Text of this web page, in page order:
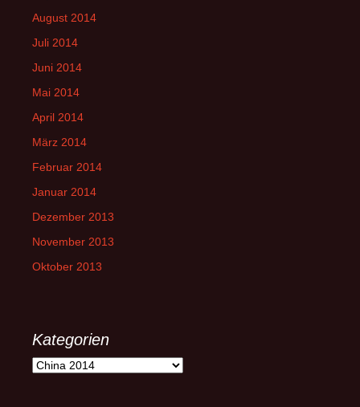
August 2014
Juli 2014
Juni 2014
Mai 2014
April 2014
März 2014
Februar 2014
Januar 2014
Dezember 2013
November 2013
Oktober 2013
Kategorien
Kategorien